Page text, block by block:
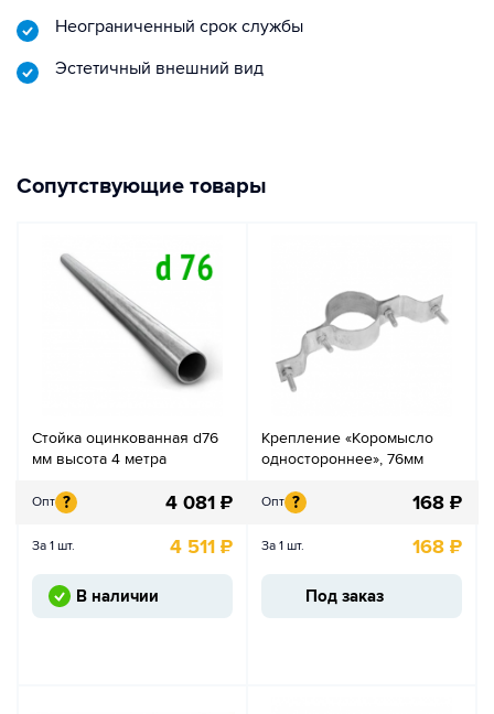
Неограниченный срок службы
Эстетичный внешний вид
Сопутствующие товары
Стойка оцинкованная d76
мм высота 4 метра
Опт ? 4 081 ₽
За 1 шт. 4 511 ₽
В наличии
Крепление «Коромысло
одностороннее», 76мм
Опт ? 168 ₽
За 1 шт. 168 ₽
Под заказ